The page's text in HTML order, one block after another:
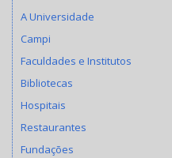
A Universidade
Campi
Faculdades e Institutos
Bibliotecas
Hospitais
Restaurantes
Fundações